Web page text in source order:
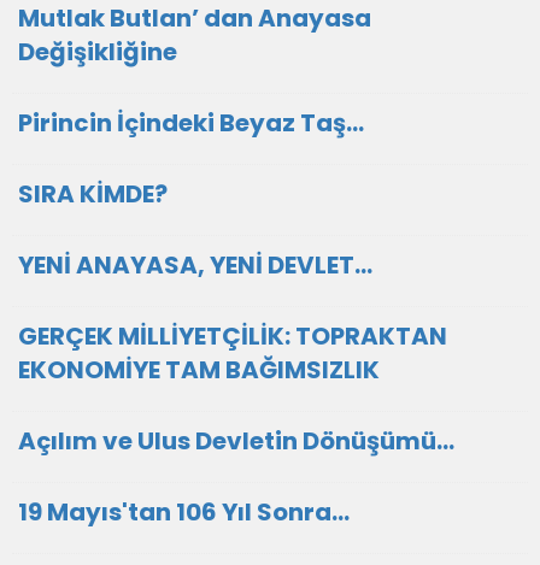
Mutlak Butlan’ dan Anayasa
Değişikliğine
Pirincin İçindeki Beyaz Taş…
SIRA KİMDE?
YENİ ANAYASA, YENİ DEVLET...
GERÇEK MİLLİYETÇİLİK: TOPRAKTAN
EKONOMİYE TAM BAĞIMSIZLIK
Açılım ve Ulus Devletin Dönüşümü…
19 Mayıs'tan 106 Yıl Sonra…